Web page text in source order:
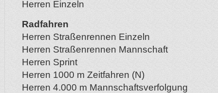
Herren Einzeln
Radfahren
Herren Straßenrennen Einzeln
Herren Straßenrennen Mannschaft
Herren Sprint
Herren 1000 m Zeitfahren (N)
Herren 4.000 m Mannschaftsverfolgung